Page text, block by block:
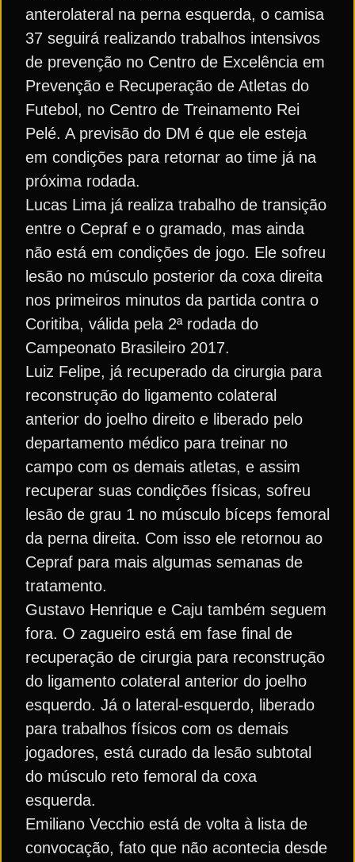
anterolateral na perna esquerda, o camisa
37 seguirá realizando trabalhos intensivos
de prevenção no Centro de Excelência em
Prevenção e Recuperação de Atletas do
Futebol, no Centro de Treinamento Rei
Pelé. A previsão do DM é que ele esteja
em condições para retornar ao time já na
próxima rodada.
Lucas Lima já realiza trabalho de transição
entre o Cepraf e o gramado, mas ainda
não está em condições de jogo. Ele sofreu
lesão no músculo posterior da coxa direita
nos primeiros minutos da partida contra o
Coritiba, válida pela 2ª rodada do
Campeonato Brasileiro 2017.
Luiz Felipe, já recuperado da cirurgia para
reconstrução do ligamento colateral
anterior do joelho direito e liberado pelo
departamento médico para treinar no
campo com os demais atletas, e assim
recuperar suas condições físicas, sofreu
lesão de grau 1 no músculo bíceps femoral
da perna direita. Com isso ele retornou ao
Cepraf para mais algumas semanas de
tratamento.
Gustavo Henrique e Caju também seguem
fora. O zagueiro está em fase final de
recuperação de cirurgia para reconstrução
do ligamento colateral anterior do joelho
esquerdo. Já o lateral-esquerdo, liberado
para trabalhos físicos com os demais
jogadores, está curado da lesão subtotal
do músculo reto femoral da coxa
esquerda.
Emiliano Vecchio está de volta à lista de
convocação, fato que não acontecia desde